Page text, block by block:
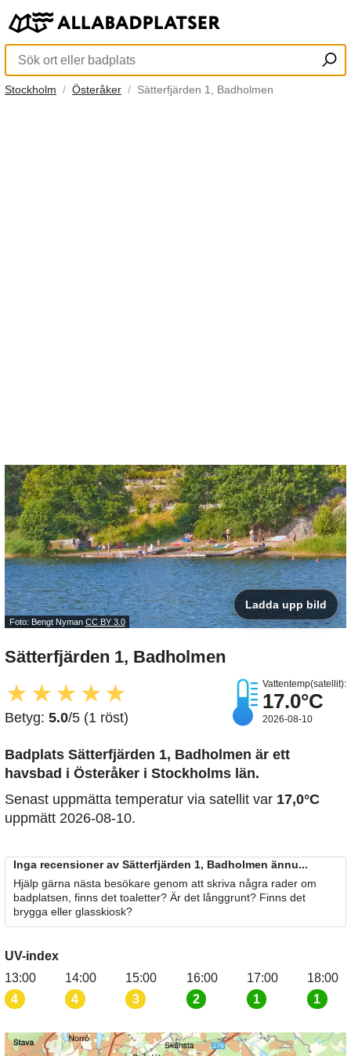
Stockholm Österåker Sätterfjärden 1, Badholmen
Foto: Bengt Nyman CC BY 3.0
Ladda upp bild
Sätterfjärden 1, Badholmen
★ ★★ ★★
Betyg: 5.0/5 (1 röst)
Vattentemp(satellit):
17.0°C
2026-08-10
Badplats Sätterfjärden 1, Badholmen är ett
havsbad i Österåker i Stockholms län.
Senast uppmätta temperatur via satellit var 17,0°C
uppmätt 2026-08-10.
Inga recensioner av Sätterfjärden 1, Badholmen ännu...
Hjälp gärna nästa besökare genom att skriva några rader om
badplatsen, finns det toaletter? Är det långgrunt? Finns det
brygga eller glasskiosk?
UV-index
13:00
4
14:00
4
15:00
3
16:00
2
17:00
1
18:00
1